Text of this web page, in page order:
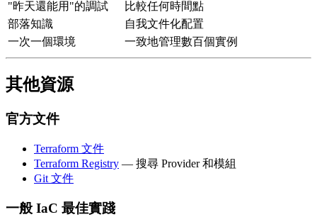
"昨天還能用"的調試
比較任何時間點
部落知識
自我文件化配置
一次一個環境
一致地管理數百個實例
其他資源
官方文件
Terraform 文件
Terraform Registry — 搜尋 Provider 和模組
Git 文件
一般 IaC 最佳實踐